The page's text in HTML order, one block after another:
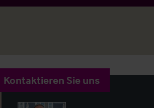
Kontaktieren Sie uns